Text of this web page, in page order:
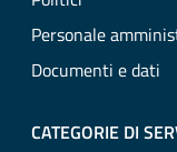
Personale
Documenti e dati
CATEGORIE DI